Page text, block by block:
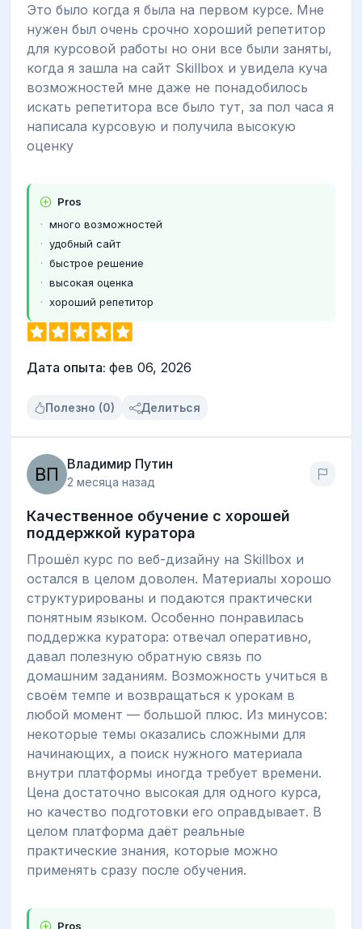
Это было когда я была на первом курсе. Мне
нужен был очень срочно хороший репетитор
для курсовой работы но они все были заняты,
когда я зашла на сайт Skillbox и увидела куча
возможностей мне даже не понадобилось
искать репетитора все было тут, за пол часа я
написала курсовую и получила высокую
оценку
Pros
много возможностей
удобный сайт
быстрое решение
высокая оценка
хороший репетитор
Дата опыта: фев 06, 2026
Полезно (0) Делиться
Владимир Путин
2 месяца назад
Качественное обучение с хорошей
поддержкой куратора
Прошёл курс по веб-дизайну на Skillbox и
остался в целом доволен. Материалы хорошо
структурированы и подаются практически
понятным языком. Особенно понравилась
поддержка куратора: отвечал оперативно,
давал полезную обратную связь по
домашним заданиям. Возможность учиться в
своём темпе и возвращаться к урокам в
любой момент — большой плюс. Из минусов:
некоторые темы оказались сложными для
начинающих, а поиск нужного материала
внутри платформы иногда требует времени.
Цена достаточно высокая для одного курса,
но качество подготовки его оправдывает. В
целом платформа даёт реальные
практические знания, которые можно
применять сразу после обучения.
Pros